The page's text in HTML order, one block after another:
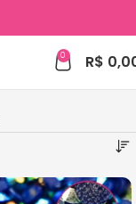
0 R$